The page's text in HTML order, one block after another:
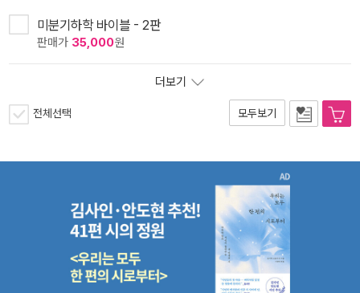
미분기하학 바이블 - 2판
판매가 35,000원
더보기
전체선택 모두보기